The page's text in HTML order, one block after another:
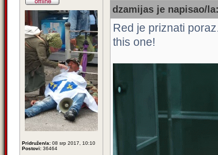
Pridružen/a: 08 srp 2017, 10:10
Postovi: 36464
dzamijas je napisao/
Red je priznati
this one!